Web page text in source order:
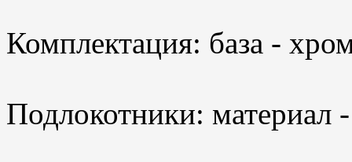
Комплектация: база -
Подлокотники: материал